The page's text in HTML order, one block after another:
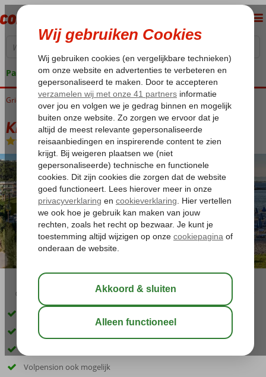
Pakketgarantie
Home
Griekenland Rhodos Kalithea Kresten Palace
Kresten Palace
Halfpension- Hotel
03:45 aug 32°C
Gelegen op een heuvel direct aan zee
Groene tuin met heerlijk zwembad
Volpension ook mogelijk